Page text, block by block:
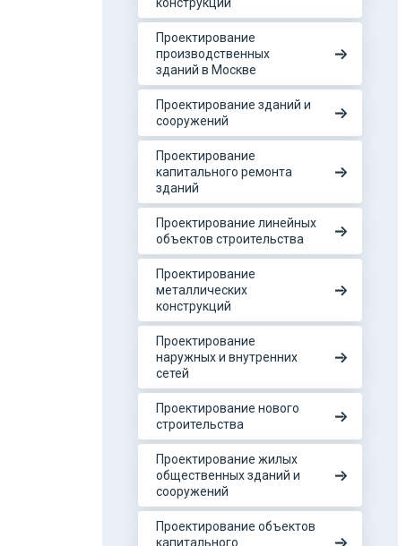
Проектирование
производственных
зданий в Москве
Проектирование зданий и
сооружений
Проектирование
капитального ремонта
зданий
Проектирование линейных
объектов строительства
Проектирование
металлических
конструкций
Проектирование
наружных и внутренних
сетей
Проектирование нового
строительства
Проектирование жилых
общественных зданий и
сооружений
Проектирование объектов
капитального